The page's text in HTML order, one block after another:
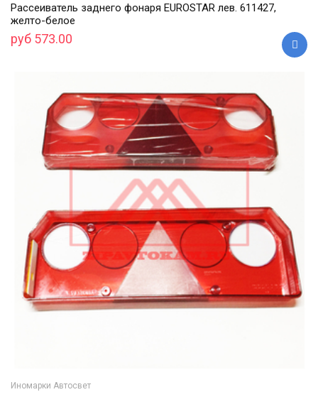
Рассеиватель заднего фонаря EUROSTAR лев. 611427,
желто-белое
руб 573.00
Иномарки Автосвет